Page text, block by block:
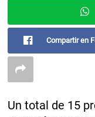
Compartir en
Un total de 15